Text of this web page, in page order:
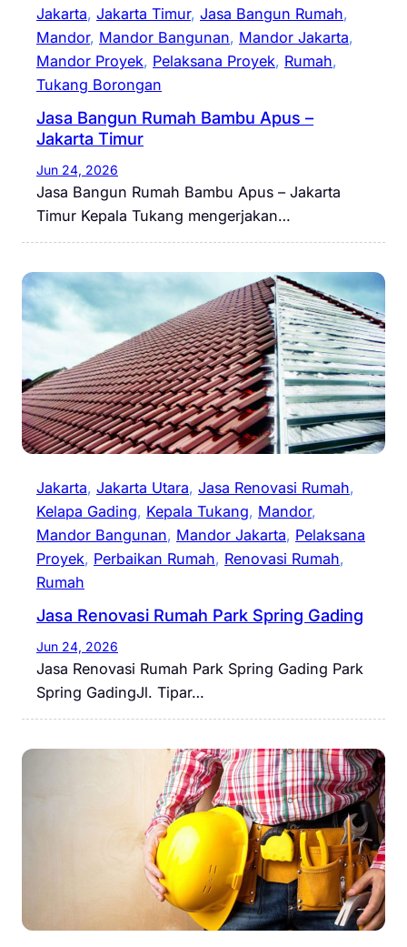
Jakarta, Jakarta Timur, Jasa Bangun Rumah
Mandor, Mandor Bangunan, Mandor Jakarta
Mandor Proyek, Pelaksana Proyek, Rumah
Tukang Borongan
Jasa Bangun Rumah Bambu Apus –
Jakarta Timur
Jun 24, 2026
Jasa Bangun Rumah Bambu Apus – Jakarta
Timur Kepala Tukang mengerjakan…
Jakarta, Jakarta Utara, Jasa Renovasi Rumah
Kelapa Gading, Kepala Tukang, Mandor
Mandor Bangunan, Mandor Jakarta, Pelaksana
Proyek, Perbaikan Rumah, Renovasi Rumah
Rumah
Jasa Renovasi Rumah Park Spring Gading
Jun 24, 2026
Jasa Renovasi Rumah Park Spring Gading Park
Spring GadingJl. Tipar…